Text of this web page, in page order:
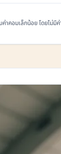
าคอมเล็กน้อย โดยไม่มี